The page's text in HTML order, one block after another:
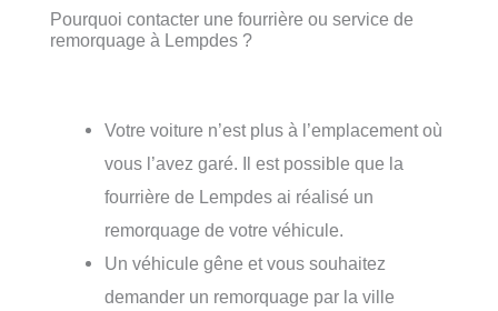
Pourquoi contacter une fourrière ou service de
remorquage à Lempdes ?
Votre voiture n’est plus à l’emplacement où
vous l’avez garé. Il est possible que la
fourrière de Lempdes ai réalisé un
remorquage de votre véhicule.
Un véhicule gêne et vous souhaitez
demander un remorquage par la ville